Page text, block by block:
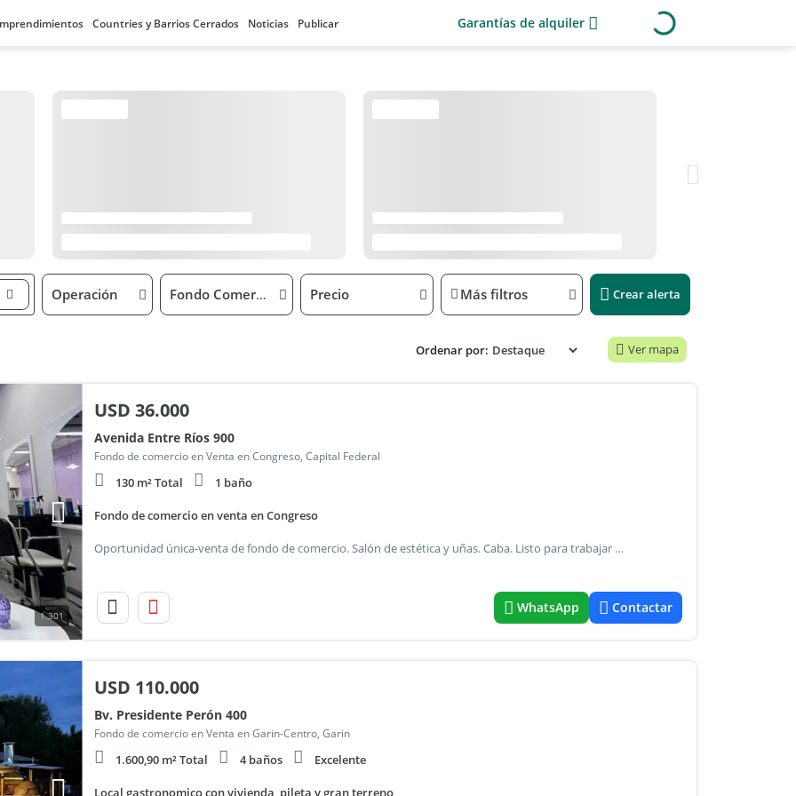
Countries y Barrios Cerrados Noticias Publicar Garantías de alquiler
Operación Fondo Comercio Precio Más filtros Crear alerta
Ordenar por: Ver mapa
1.301
USD 36.000
Avenida Entre Ríos 900
Fondo de comercio en Venta en Congreso, Capital Federal
130 m² Total 1 baño
Fondo de comercio en venta en Congreso
Oportunidad única-venta de fondo de comercio. Salón de estética y uñas. Caba. Listo para trabajar desde el 1 día. Excelente ubicación y clientela activa fidelizada. Se entrega funcionando.
WhatsApp Contactar
USD 110.000
Bv. Presidente Perón 400
Fondo de comercio en Venta en Garin-Centro, Garin
1.600,90 m² Total 4 baños Excelente
Local gastronomico con vivienda, pileta y gran terreno